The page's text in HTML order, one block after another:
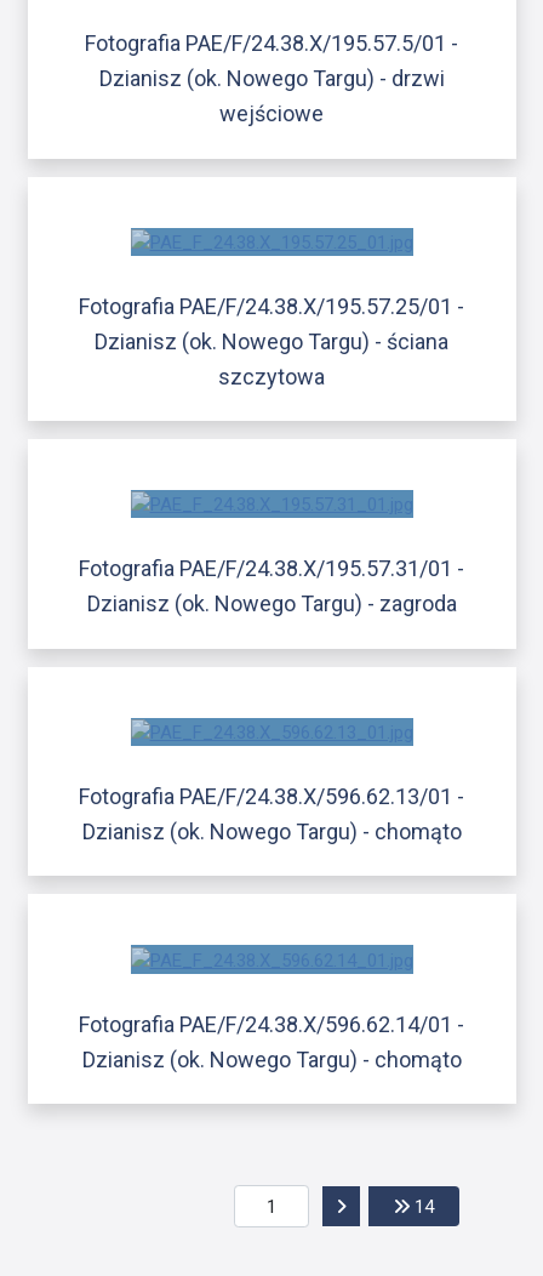
Fotografia PAE/F/24.38.X/195.57.5/01 -
Dzianisz (ok. Nowego Targu) - drzwi
wejściowe
Fotografia PAE/F/24.38.X/195.57.25/01 -
Dzianisz (ok. Nowego Targu) - ściana
szczytowa
Fotografia PAE/F/24.38.X/195.57.31/01 -
Dzianisz (ok. Nowego Targu) - zagroda
Fotografia PAE/F/24.38.X/596.62.13/01 -
Dzianisz (ok. Nowego Targu) - chomąto
Fotografia PAE/F/24.38.X/596.62.14/01 -
Dzianisz (ok. Nowego Targu) - chomąto
Przejdź do następnej
14Przejdź do